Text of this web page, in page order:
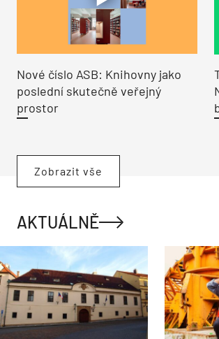
Nové číslo ASB: Knihovny jako
poslední skutečně veřejný
prostor
Zobrazit vše
AKTUÁLNĚ